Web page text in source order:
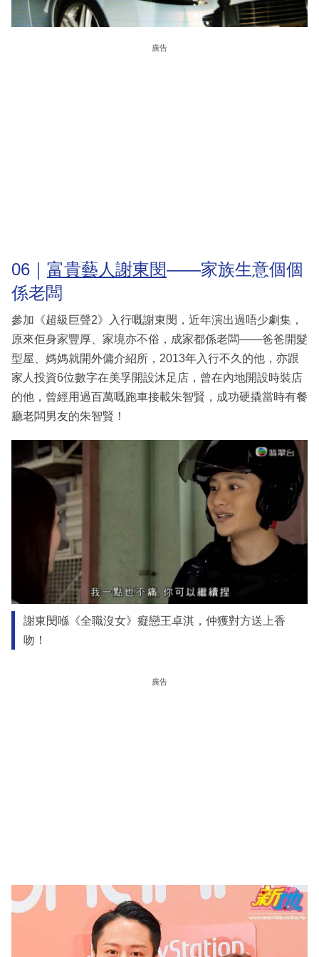
廣告
06｜ 富貴藝人謝東閔——家族生意個個
係老闆
參加《超級巨聲2》入行嘅謝東閔，近年演出過唔少劇集，
原來佢身家豐厚、家境亦不俗，成家都係老闆——爸爸開髮
型屋、媽媽就開外傭介紹所，2013年入行不久的他，亦跟
家人投資6位數字在美孚開設沐足店，曾在內地開設時裝店
的他，曾經用過百萬嘅跑車接載朱智賢，成功硬撬當時有餐
廳老闆男友的朱智賢！
謝東閔喺《全職沒女》癡戀王卓淇，仲獲對方送上香
吻！
廣告